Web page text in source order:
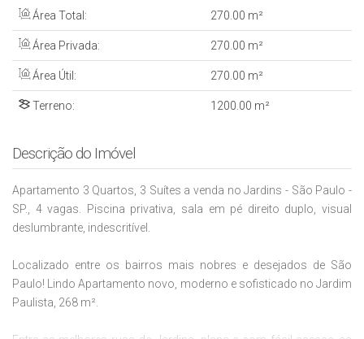
Área Total: 270.00 m²
Área Privada: 270.00 m²
Área Útil: 270.00 m²
Terreno: 1200.00 m²
Descrição do Imóvel
Apartamento 3 Quartos, 3 Suítes a venda no Jardins - São Paulo -
SP., 4 vagas. Piscina privativa, sala em pé direito duplo, visual
deslumbrante, indescritível.
Localizado entre os bairros mais nobres e desejados de São
Paulo! Lindo Apartamento novo, moderno e sofisticado no Jardim
Paulista, 268 m².